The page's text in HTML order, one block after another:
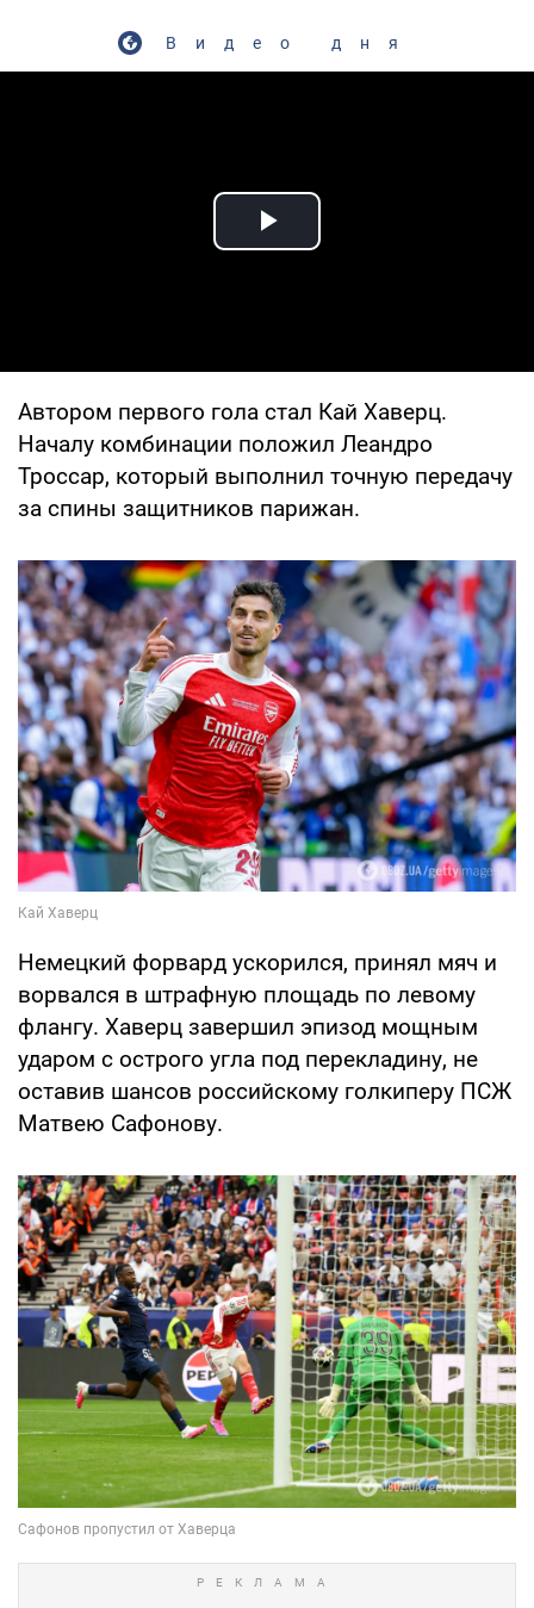
Видео дня
Play Video
Автором первого гола стал Кай Хаверц.
Началу комбинации положил Леандро
Троссар, который выполнил точную передачу
за спины защитников парижан.
Немецкий форвард ускорился, принял мяч и
ворвался в штрафную площадь по левому
флангу. Хаверц завершил эпизод мощным
ударом с острого угла под перекладину, не
оставив шансов российскому голкиперу ПСЖ
Матвею Сафонову.